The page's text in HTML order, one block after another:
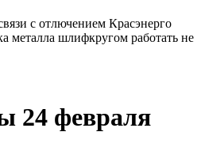
с отлючением Красэнерго
металла шлифкругом работать не
24 февраля